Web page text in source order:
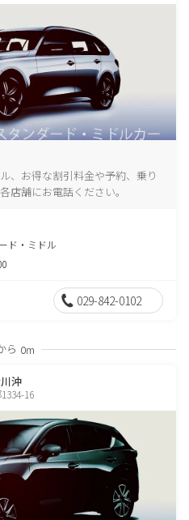
、お得な割引料金や予約、乗り
店舗にお電話ください。
ド・ミドル
029-842-0102
ら 0m
沖
16